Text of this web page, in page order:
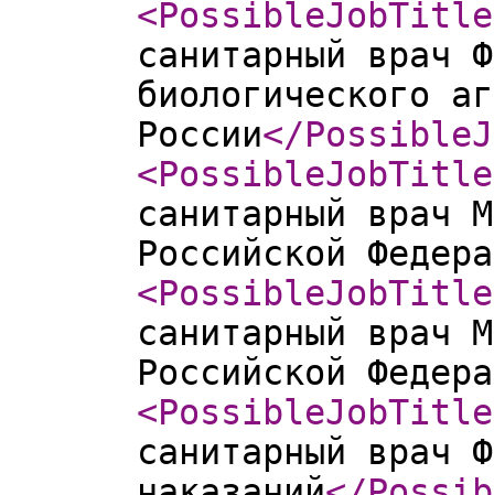
<PossibleJobTitle
санитарный врач
биологического
России</
<PossibleJobTitle
санитарный врач
Российской
<PossibleJobTitle
санитарный врач
Российской
<PossibleJobTitle
санитарный врач